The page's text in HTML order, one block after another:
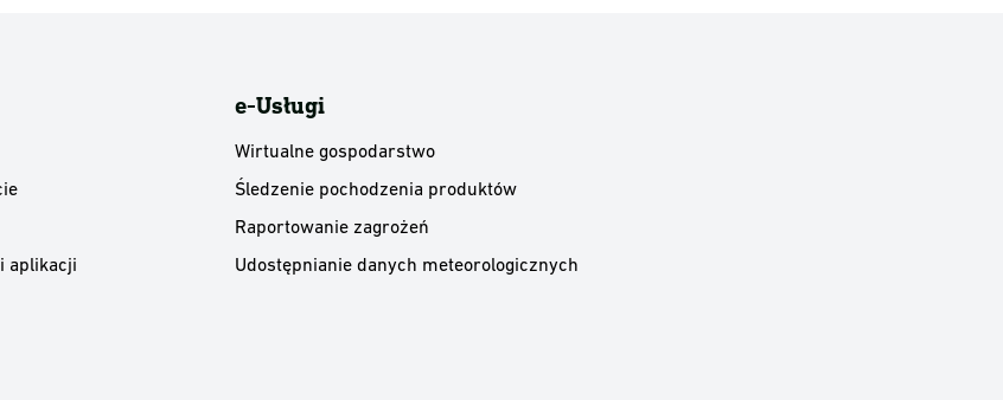
aplikacji
e-Usługi
Wirtualne gospodarstwo
Śledzenie pochodzenia produktów
Raportowanie zagrożeń
Udostępnianie danych meteorologicznych